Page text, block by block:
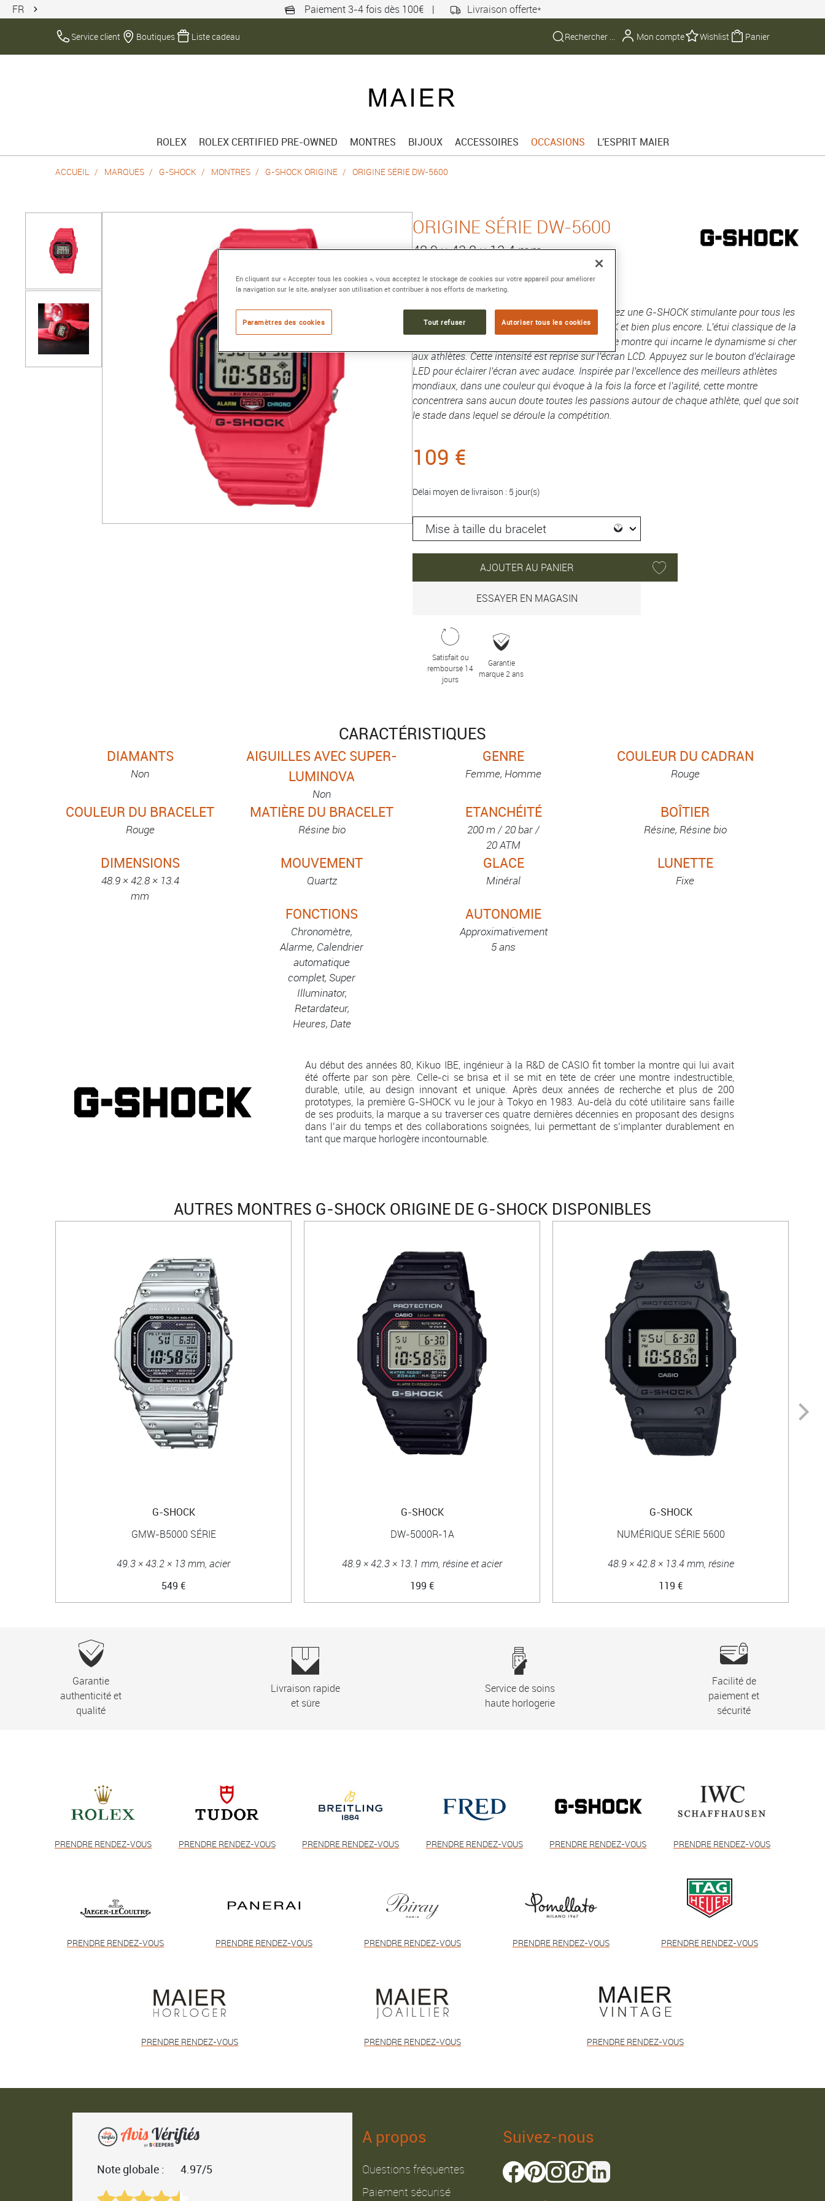
FR Paiement 3-4 fois dès 100€ | Livraison offerte*
Service client Boutiques Liste cadeau Mon compte Wishlist Panier
ROLEX ROLEX CERTIFIED PRE-OWNED MONTRES BIJOUX ACCESSOIRES OCCASIONS L'ESPRIT MAIER
ACCUEIL MARQUES G-SHOCK MONTRES G-SHOCK ORIGINE ORIGINE SÉRIE DW-5600
ORIGINE SÉRIE DW-5600
48.9 × 42.8 × 13.4 mm
Collection :G-Shock ORIGINE
Laissez jaillir l'énergie qui est en vous! Découvrez une G-SHOCK stimulante pour tous les
athlètes : les meilleurs athlètes TEAM G-SHOCK et bien plus encore. L'étui classique de la
série 5600 arbore le couleur rouge vive pour une montre qui incarne le dynamisme si cher
aux athlètes. Cette intensité est reprise sur l'écran LCD. Appuyez sur le bouton d'éclairage
LED pour éclairer l'écran avec audace. Inspirée par l'excellence des meilleurs athlètes
mondiaux, dans une couleur qui évoque à la fois la force et l'agilité, cette montre
concentrera sans aucun doute toutes les passions autour de chaque athlète, quel que soit
le stade dans lequel se déroule la compétition.
109 €
Délai moyen de livraison : 5 jour(s)
AJOUTER AU PANIER
ESSAYER EN MAGASIN
Satisfait ou
remboursé 14
jours
Garantie
marque 2 ans
CARACTÉRISTIQUES
DIAMANTS
Non
AIGUILLES AVEC SUPER-
LUMINOVA
Non
GENRE
Femme, Homme
COULEUR DU CADRAN
Rouge
COULEUR DU BRACELET
Rouge
MATIÈRE DU BRACELET
Résine bio
ETANCHÉITÉ
200 m / 20 bar /
20 ATM
BOÎTIER
Résine, Résine bio
DIMENSIONS
48.9 × 42.8 × 13.4
mm
MOUVEMENT
Quartz
GLACE
Minéral
LUNETTE
Fixe
FONCTIONS
Chronomètre,
Alarme, Calendrier
automatique
complet, Super
Illuminator,
Retardateur,
Heures, Date
AUTONOMIE
Approximativement
5 ans
Au début des années 80, Kikuo IBE, ingénieur à la R&D de CASIO fit tomber la montre qui lui avait
été offerte par son père. Celle-ci se brisa et il se mit en tête de créer une montre indestructible,
durable, utile, au design innovant et unique. Après deux années de recherche et plus de 200
prototypes, la première G-SHOCK vu le jour à Tokyo en 1983. Au-delà du côté utilitaire sans faille
de ses produits, la marque a su traverser ces quatre dernières décennies en proposant des designs
dans l’air du temps et des collaborations soignées, lui permettant de s’implanter durablement en
tant que marque horlogère incontournable.
AUTRES MONTRES G-SHOCK ORIGINE DE G-SHOCK DISPONIBLES
G-SHOCK
GMW-B5000 SÉRIE
49.3 × 43.2 × 13 mm, acier
549 €
G-SHOCK
DW-5000R-1A
48.9 × 42.3 × 13.1 mm, résine et acier
199 €
G-SHOCK
NUMÉRIQUE SÉRIE 5600
48.9 × 42.8 × 13.4 mm, résine
119 €
Garantie
authenticité et
qualité
Livraison rapide
et sûre
Service de soins
haute horlogerie
Facilité de
paiement et
sécurité
PRENDRE RENDEZ-VOUS PRENDRE RENDEZ-VOUS PRENDRE RENDEZ-VOUS PRENDRE RENDEZ-VOUS PRENDRE RENDEZ-VOUS PRENDRE RENDEZ-VOUS
PRENDRE RENDEZ-VOUS PRENDRE RENDEZ-VOUS PRENDRE RENDEZ-VOUS PRENDRE RENDEZ-VOUS PRENDRE RENDEZ-VOUS
PRENDRE RENDEZ-VOUS PRENDRE RENDEZ-VOUS PRENDRE RENDEZ-VOUS
Note globale : 4.97/5
A propos
Questions fréquentes
Paiement sécurisé
Suivez-nous
En cliquant sur « Accepter tous les cookies », vous acceptez le stockage de cookies sur votre appareil pour améliorer
la navigation sur le site, analyser son utilisation et contribuer à nos efforts de marketing.
Paramètres des cookies Tout refuser Autoriser tous les cookies